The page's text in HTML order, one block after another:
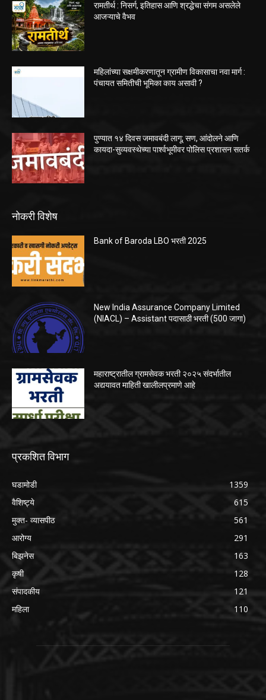
रामतीर्थ : निसर्ग, इतिहास आणि श्रद्धेचा संगम असलेले
आजऱ्याचे वैभव
महिलांच्या सक्षमीकरणातून ग्रामीण विकासाचा नवा मार्ग :
पंचायत समितीची भूमिका काय असावी ?
पुण्यात १४ दिवस जमावबंदी लागू; सण, आंदोलने आणि
कायदा-सुव्यवस्थेच्या पार्श्वभूमीवर पोलिस प्रशासन सतर्क
नोकरी विशेष
Bank of Baroda LBO भरती 2025
New India Assurance Company Limited
(NIACL) – Assistant पदासाठी भरती (500 जागा)
महाराष्ट्रातील ग्रामसेवक भरती २०२५ संदर्भातील
अद्ययावत माहिती खालीलप्रमाणे आहे
प्रकशित विभाग
घडामोडी
1359
वैशिष्ट्ये
615
मुक्त- व्यासपीठ
561
आरोग्य
291
बिझनेस
163
कृषी
128
संपादकीय
121
महिला
110